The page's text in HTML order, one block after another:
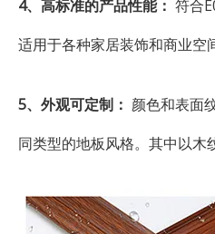
4、高标准的产品性能： 符合
适用于各种家居装饰和商业空
5、外观可定制： 颜色和表面
同类型的地板风格。其中以木